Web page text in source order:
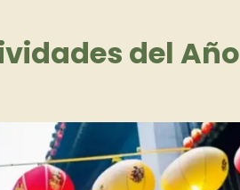
del Año